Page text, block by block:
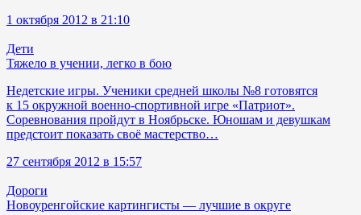
1 октября 2012 в 21:10
Дети
Тяжело в учении, легко в бою
Недетские игры. Ученики средней школы №8 готовятся
к 15 окружной военно-спортивной игре «Патриот».
Соревнования пройдут в Ноябрьске. Юношам и девушкам
предстоит показать своё мастерство…
27 сентября 2012 в 15:57
Дороги
Новоуренгойские картингисты — лучшие в округе